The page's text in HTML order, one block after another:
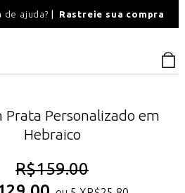
de ajuda? Rastreie sua compra
Prata Personalizado em
Hebraico
R$159.00